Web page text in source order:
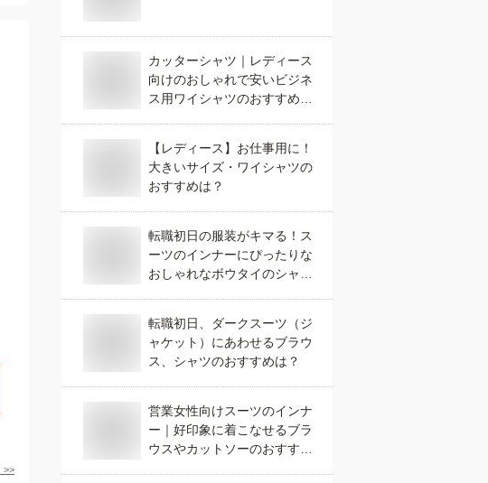
>>
カッターシャツ｜レディース
向けのおしゃれで安いビジネ
ス用ワイシャツのおすすめ
【レディース】お仕事用に！
大きいサイズ・ワイシャツの
おすすめは？
転職初日の服装がキマる！ス
ーツのインナーにぴったりな
おしゃれなボウタイのシャツ
転職初日、ダークスーツ（ジ
ャケット）にあわせるブラウ
ス、シャツのおすすめは？
営業女性向けスーツのインナ
ー｜好印象に着こなせるブラ
ウスやカットソーのおすすめ